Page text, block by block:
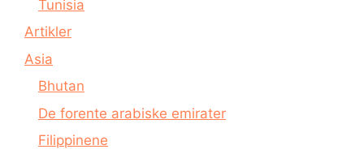
Tunisia
Artikler
Asia
Bhutan
De forente arabiske emirater
Filippinene